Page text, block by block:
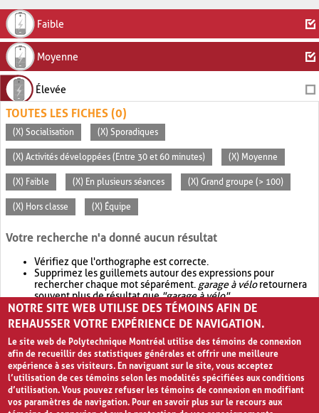
Faible
Moyenne
Élevée
TOUTES LES FICHES (0)
(X) Socialisation (X) Sporadiques
(X) Activités développées (Entre 30 et 60 minutes) (X) Moyenne
(X) Faible (X) En plusieurs séances (X) Grand groupe (> 100)
(X) Hors classe (X) Équipe
Votre recherche n'a donné aucun résultat
Vérifiez que l'orthographe est correcte.
Supprimez les guillemets autour des expressions pour
rechercher chaque mot séparément. garage à véloretournera
souvent plus de résultat que"garage à vélo".
Envisagez d'élargir votre recherche avec OR.garage OR vélo
retournera souvent plus de résultat quegarage à vélo
NOTRE SITE WEB UTILISE DES TÉMOINS AFIN DE
REHAUSSER VOTRE EXPÉRIENCE DE NAVIGATION.
Le site web de Polytechnique Montréal utilise des témoins de connexion
afin de recueillir des statistiques générales et offrir une meilleure
expérience à ses visiteurs. En naviguant sur le site, vous acceptez
l’utilisation de ces témoins selon les modalités spécifiées aux conditions
d’utilisation. Vous pouvez refuser les témoins de connexion en modifiant
vos paramètres de navigation. Pour en savoir plus sur le recours aux